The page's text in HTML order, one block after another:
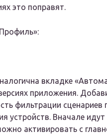
это поправят.
вкладке
приложения.
фильтрации сценариев
устройств. Вначале идут
активировать с